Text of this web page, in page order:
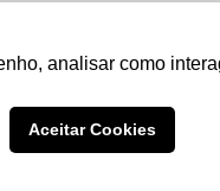
analisar como
Aceitar Cookies
Todos os direitos reservados.